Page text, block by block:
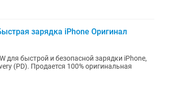
зарядка iPhone Оригинал
для быстрой и безопасной зарядки iPhone,